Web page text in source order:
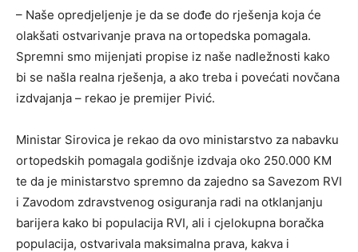
– Naše opredjeljenje je da se dođe do rješenja koja će
olakšati ostvarivanje prava na ortopedska pomagala.
Spremni smo mijenjati propise iz naše nadležnosti kako
bi se našla realna rješenja, a ako treba i povećati novčana
izdvajanja – rekao je premijer Pivić.
Ministar Sirovica je rekao da ovo ministarstvo za nabavku
ortopedskih pomagala godišnje izdvaja oko 250.000 KM
te da je ministarstvo spremno da zajedno sa Savezom RVI
i Zavodom zdravstvenog osiguranja radi na otklanjanju
barijera kako bi populacija RVI, ali i cjelokupna boračka
populacija, ostvarivala maksimalna prava, kakva i